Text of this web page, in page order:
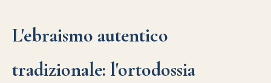
L'ebraismo autentico
tradizionale: l'ortodossia